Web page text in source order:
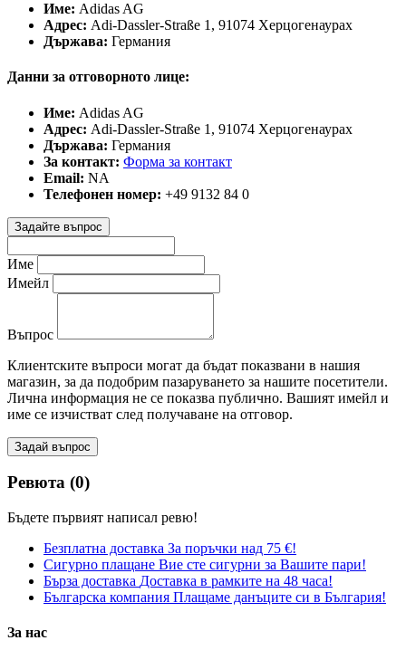
Име: Adidas AG
Адрес: Adi-Dassler-Straße 1, 91074 Херцогенаурах
Държава: Германия
Данни за отговорното лице:
Име: Adidas AG
Адрес: Adi-Dassler-Straße 1, 91074 Херцогенаурах
Държава: Германия
За контакт: Форма за контакт
Email: NA
Телефонен номер: +49 9132 84 0
Задайте въпрос
Име
Имейл
Въпрос
Клиентските въпроси могат да бъдат показвани в нашия
магазин, за да подобрим пазаруването за нашите посетители.
Лична информация не се показва публично. Вашият имейл и
име се изчистват след получаване на отговор.
Задай въпрос
Ревюта (0)
Бъдете първият написал ревю!
Безплатна доставка За поръчки над 75 €!
Сигурно плащане Вие сте сигурни за Вашите пари!
Бърза доставка Доставка в рамките на 48 часа!
Българска компания Плащаме данъците си в България!
За нас